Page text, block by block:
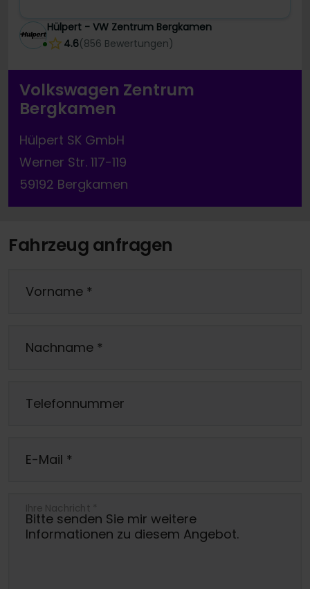
Hülpert - VW Zentrum Bergkamen
4.6(856 Bewertungen)
Volkswagen Zentrum
Bergkamen
Hülpert SK GmbH
Werner Str. 117-119
59192 Bergkamen
Fahrzeug anfragen
Vorname *
Nachname *
Telefonnummer
E-Mail *
Ihre Nachricht *